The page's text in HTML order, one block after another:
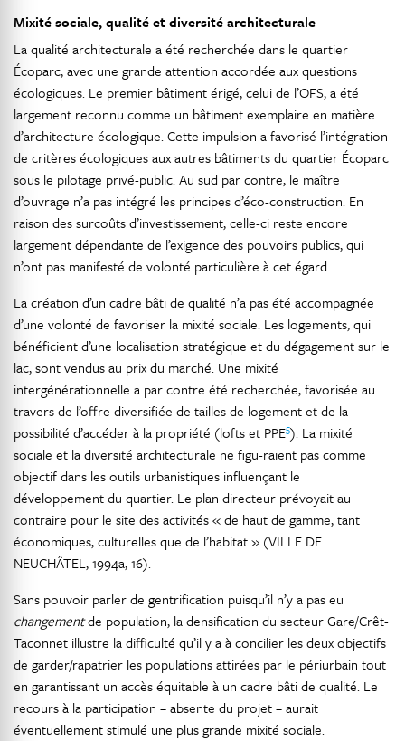
Mixité sociale, qualité et diversité architecturale
La qualité architecturale a été recherchée dans le quartier
Écoparc, avec une grande attention accordée aux questions
écologiques. Le premier bâtiment érigé, celui de l’OFS, a été
largement reconnu comme un bâtiment exemplaire en matière
d’architecture écologique. Cette impulsion a favorisé l’intégration
de critères écologiques aux autres bâtiments du quartier Écoparc
sous le pilotage privé-public. Au sud par contre, le maître
d’ouvrage n’a pas intégré les principes d’éco-construction. En
raison des surcoûts d’investissement, celle-ci reste encore
largement dépendante de l’exigence des pouvoirs publics, qui
n’ont pas manifesté de volonté particulière à cet égard.
La création d’un cadre bâti de qualité n’a pas été accompagnée
d’une volonté de favoriser la mixité sociale. Les logements, qui
bénéficient d’une localisation stratégique et du dégagement sur le
lac, sont vendus au prix du marché. Une mixité
intergénérationnelle a par contre été recherchée, favorisée au
travers de l’offre diversifiée de tailles de logement et de la
possibilité d’accéder à la propriété (lofts et PPE5). La mixité
sociale et la diversité architecturale ne figu-raient pas comme
objectif dans les outils urbanistiques influençant le
développement du quartier. Le plan directeur prévoyait au
contraire pour le site des activités « de haut de gamme, tant
économiques, culturelles que de l’habitat » (VILLE DE
NEUCHÂTEL, 1994a, 16).
Sans pouvoir parler de gentrification puisqu’il n’y a pas eu
changementde population, la densification du secteur Gare/Crêt-
Taconnet illustre la difficulté qu’il y a à concilier les deux objectifs
de garder/rapatrier les populations attirées par le périurbain tout
en garantissant un accès équitable à un cadre bâti de qualité. Le
recours à la participation – absente du projet – aurait
éventuellement stimulé une plus grande mixité sociale.